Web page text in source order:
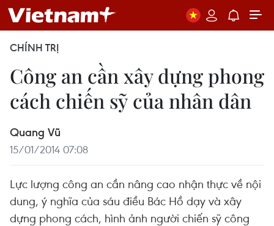
CHÍNH TRỊ
Công an cần xây dựng phong
cách chiến sỹ của nhân dân
Quang Vũ
15/01/2014 07:08
Lực lượng công an cần nâng cao nhận thực về nội
dung, ý nghĩa của sáu điều Bác Hồ dạy và xây
dựng phong cách, hình ảnh người chiến sỹ công